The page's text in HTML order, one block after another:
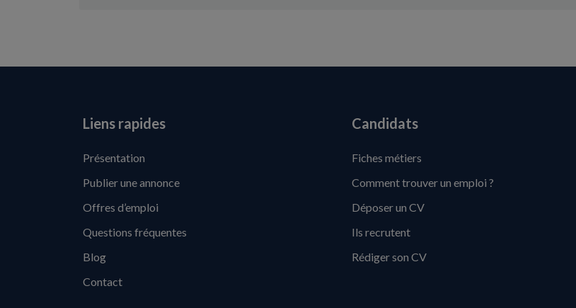
Liens rapides
Présentation
Publier une annonce
Offres d’emploi
Questions fréquentes
Blog
Contact
Candidats
Fiches métiers
Comment trouver un emploi ?
Déposer un CV
Ils recrutent
Rédiger son CV